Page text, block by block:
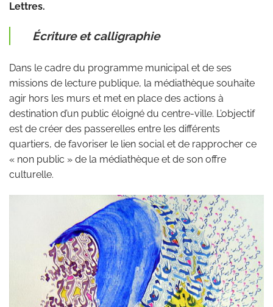
Lettres.
Écriture et calligraphie
Dans le cadre du programme municipal et de ses
missions de lecture publique, la médiathèque souhaite
agir hors les murs et met en place des actions à
destination d’un public éloigné du centre-ville. L’objectif
est de créer des passerelles entre les différents
quartiers, de favoriser le lien social et de rapprocher ce
« non public » de la médiathèque et de son offre
culturelle.